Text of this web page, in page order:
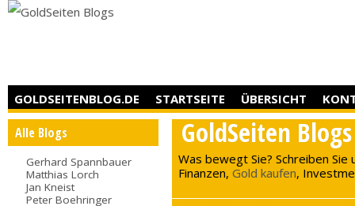
GOLDSEITENBLOG.DE STARTSEITE ÜBERSICHT
Alle Blogs
Gerhard Spannbauer
Matthias Lorch
Jan Kneist
Peter Boehringer
GoldSeiten Blogs
Was bewegt Sie? Schreiben Sie
Finanzen,Gold kaufen,